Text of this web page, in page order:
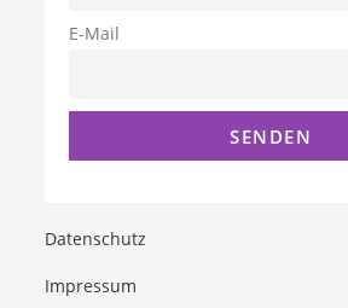
E-Mail
Datenschutz
Impressum